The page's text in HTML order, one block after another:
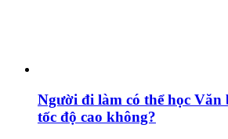
Người đi làm có thể học Văn
tốc độ cao không?